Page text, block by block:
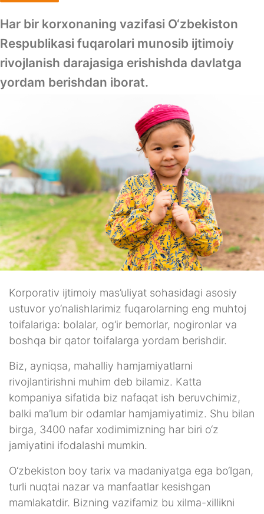
Har bir korxonaning vazifasi O‘zbekiston
Respublikasi fuqarolari munosib ijtimoiy
rivojlanish darajasiga erishishda davlatga
yordam berishdan iborat.
Korporativ ijtimoiy mas’uliyat sohasidagi asosiy
ustuvor yo‘nalishlarimiz fuqarolarning eng muhtoj
toifalariga: bolalar, og‘ir bemorlar, nogironlar va
boshqa bir qator toifalarga yordam berishdir.
Biz, ayniqsa, mahalliy hamjamiyatlarni
rivojlantirishni muhim deb bilamiz. Katta
kompaniya sifatida biz nafaqat ish beruvchimiz,
balki ma’lum bir odamlar hamjamiyatimiz. Shu bilan
birga, 3400 nafar xodimimizning har biri o‘z
jamiyatini ifodalashi mumkin.
O‘zbekiston boy tarix va madaniyatga ega bo‘lgan,
turli nuqtai nazar va manfaatlar kesishgan
mamlakatdir. Bizning vazifamiz bu xilma-xillikni